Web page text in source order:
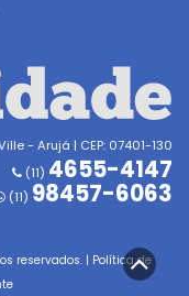
- Arujá | CEP: 07401-130
(11) 4655-4147
(11) 98457-6063
reservados. | Política de